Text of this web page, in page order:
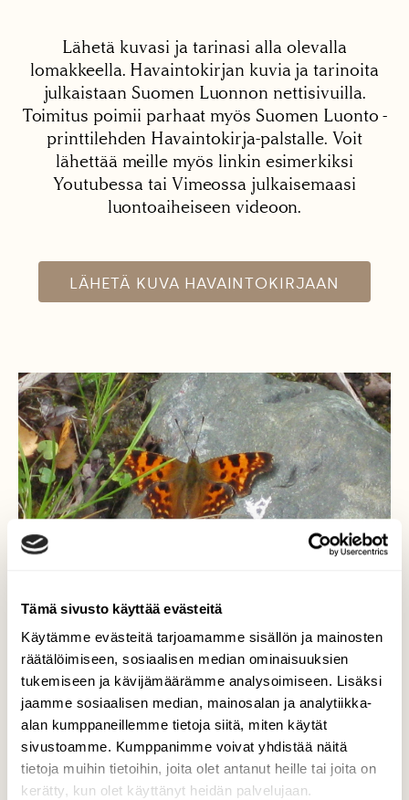
Tämä sivusto käyttää evästeitä
Käytämme evästeitä tarjoamamme sisällön ja mainosten
räätälöimiseen, sosiaalisen median ominaisuuksien
tukemiseen ja kävijämäärämme analysoimiseen. Lisäksi
jaamme sosiaalisen median, mainosalan ja analytiikka-
alan kumppaneillemme tietoja siitä, miten käytät
sivustoamme. Kumppanimme voivat yhdistää näitä
tietoja muihin tietoihin, joita olet antanut heille tai joita on
kerätty, kun olet käyttänyt heidän palvelujaan.
Lähetä kuvasi ja tarinasi alla olevalla
lomakkeella. Havaintokirjan kuvia ja tarinoita
julkaistaan Suomen Luonnon nettisivuilla.
Toimitus poimii parhaat myös Suomen Luonto -
printtilehden Havaintokirja-palstalle. Voit
lähettää meille myös linkin esimerkiksi
Youtubessa tai Vimeossa julkaisemaasi
luontoaiheiseen videoon.
LÄHETÄ KUVA HAVAINTOKIRJAAN
Liuskaperhonen
Liuskaperhonen ,- "Herukkaperhonen".